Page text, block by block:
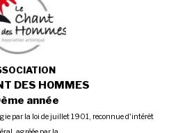
DES HOMMES
année
par la loi de juillet 1901, reconnue d'intérêt